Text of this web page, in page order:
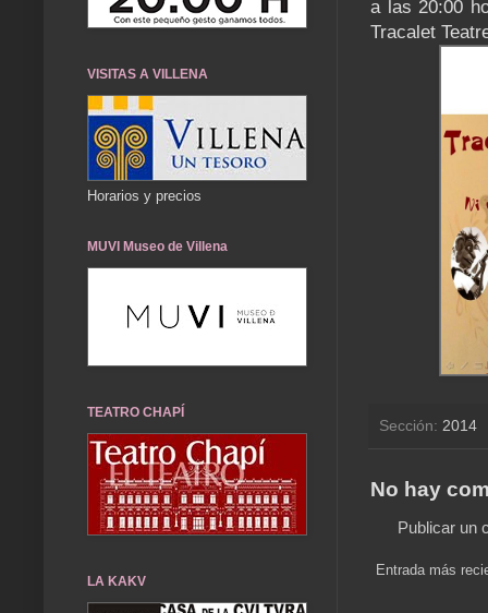
a las 20:00
Tracalet
Sección: 2014
No hay
Publicar un
Entrada más
VISITAS A VILLENA
Horarios y precios
MUVI Museo de Villena
TEATRO CHAPÍ
LA KAKV